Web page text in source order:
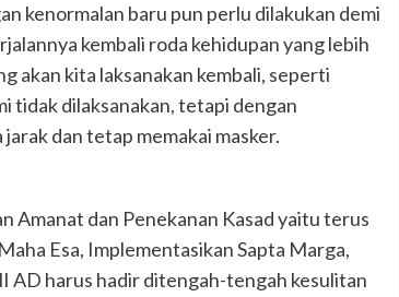
kenormalan baru pun perlu dilakukan demi
kembali roda kehidupan yang lebih
akan kita laksanakan kembali, seperti
tidak dilaksanakan, tetapi dengan
dan tetap memakai masker.
Amanat dan Penekanan Kasad yaitu terus
Esa, Implementasikan Sapta Marga,
AD harus hadir ditengah-tengah kesulitan